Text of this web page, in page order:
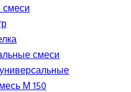
смеси
М 150